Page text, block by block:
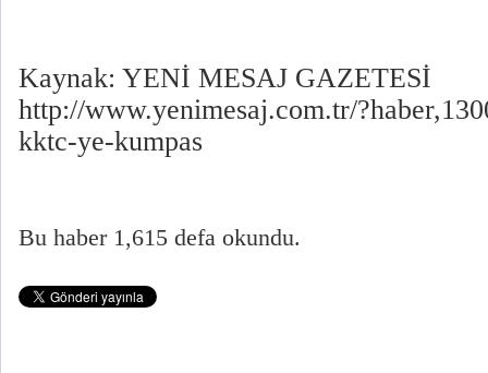
Kaynak: YENİ MESAJ GAZETESİ
http://www.yenimesaj.com.tr/
kktc-ye-kumpas
Bu haber 1,615 defa okundu.